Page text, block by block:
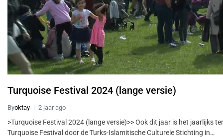
Turquoise Festival 2024 (lange versie)
Byoktay 2 jaar ago
>Turquoise Festival 2024 (lange versie)>> Ook dit jaar is het jaarlijks
Turquoise Festival door de Turks-Islamitische Culturele Stichting in…